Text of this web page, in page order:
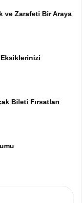
ve Zarafeti Bir Araya
Bileti Fırsatları